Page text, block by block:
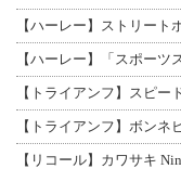
【ハーレー】ストリー
【トライアンフ】スピ
【リコール】カワサキ